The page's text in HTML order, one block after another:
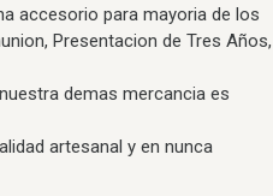
accesorio para mayoria de los
Presentacion de Tres Años,
demas mercancia es
artesanal y en nunca